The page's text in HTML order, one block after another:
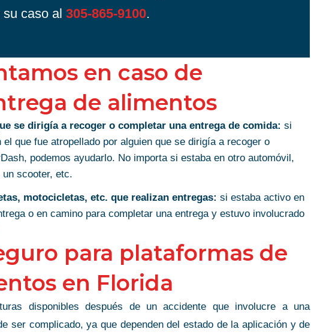
caso al 305-865-9100.
en caso de
de alimentos
se dirigía a recoger o completar una entrega de comida: si
que fue atropellado por alguien que se dirigía a recoger o
podemos ayudarlo. No importa si estaba en otro automóvil,
scooter, etc.
motocicletas, etc. que realizan entregas: si estaba activo en
o en camino para completar una entrega y estuvo involucrado
para plataformas de
en Florida
disponibles después de un accidente que involucre a una
ser complicado, ya que dependen del estado de la aplicación y de